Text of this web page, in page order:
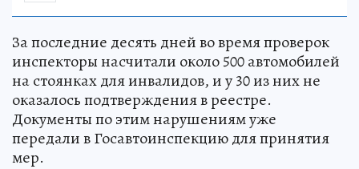
За последние десять дней во время проверок
инспекторы насчитали около 500 автомобилей
на стоянках для инвалидов, и у 30 из них не
оказалось подтверждения в реестре.
Документы по этим нарушениям уже
передали в Госавтоинспекцию для принятия
мер.